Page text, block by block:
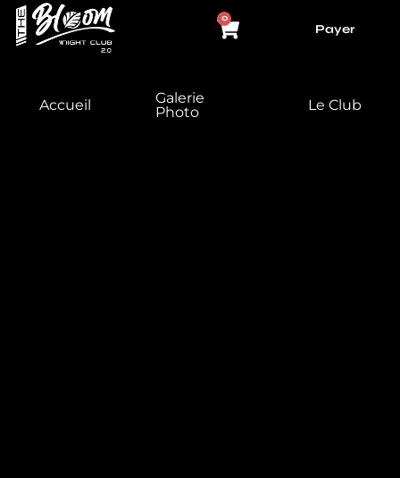
Aller
0
Panier Payer
Accueil
Galerie
Photo
Le Club